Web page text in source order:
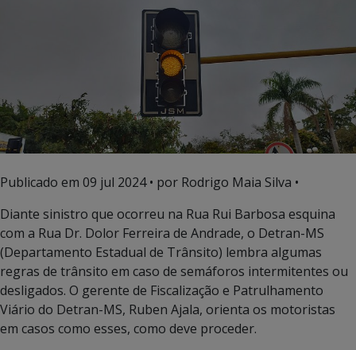
Publicado em 09 jul 2024• por Rodrigo Maia Silva •
Diante sinistro que ocorreu na Rua Rui Barbosa esquina
com a Rua Dr. Dolor Ferreira de Andrade, o Detran-MS
(Departamento Estadual de Trânsito) lembra algumas
regras de trânsito em caso de semáforos intermitentes ou
desligados. O gerente de Fiscalização e Patrulhamento
Viário do Detran-MS, Ruben Ajala, orienta os motoristas
em casos como esses, como deve proceder.